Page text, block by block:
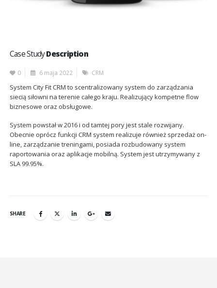
Case StudyDescription
0 6 maja 2022 CRM
System City Fit CRM to scentralizowany system do zarządzania
siecią siłowni na terenie całego kraju. Realizujący kompetne flow
biznesowe oraz obsługowe.
System powstał w 2016 i od tamtej pory jest stale rozwijany.
Obecnie oprócz funkcji CRM system realizuje również sprzedaż on-
line, zarządzanie treningami, posiada rozbudowany system
raportowania oraz aplikacje mobilną. System jest utrzymywany z
SLA 99.95%.
SHARE